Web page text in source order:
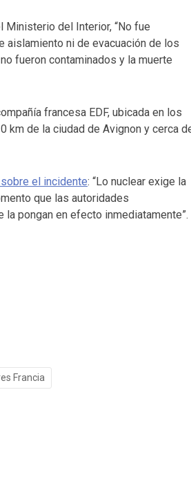
Ministerio del Interior, “No fue
aislamiento ni de evacuación de los
fueron contaminados y la muerte
francesa EDF, ubicada en los
km de la ciudad de Avignon y cerca
el incidente: “Lo nuclear exige la
que las autoridades
pongan en efecto inmediatamente”.
Francia